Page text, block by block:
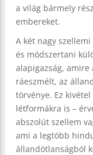
a világ bármely
embereket.
A két nagy
és módszertani
alapigazság, amire
ráeszmélt, az
törvénye. Ez
létformákra is –
abszolút szellem
ami a legtöbb
állandótlanságból